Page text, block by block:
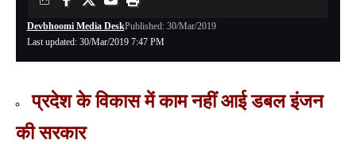
Last updated: 30/Mar/2019 7:47 PM
Devbhoomi Media DeskPublished: 30/Mar/2019
प्रदेश के विकास में काम नहीं आई डबल इंजन
की सरकार